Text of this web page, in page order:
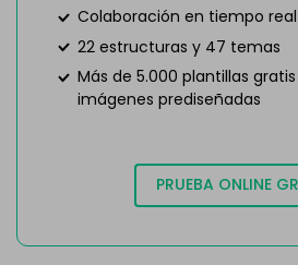
Colaboración en tiempo real
22 estructuras y 47 temas
Más de 5.000 plantillas
imágenes prediseñadas
PRUEBA ONLINE